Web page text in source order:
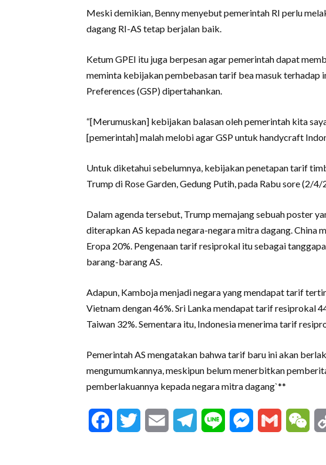
Meski demikian, Benny menyebut pemerintah RI perlu
dagang RI-AS tetap berjalan baik.
Ketum GPEI itu juga berpesan agar pemerintah dapat
meminta kebijakan pembebasan tarif bea masuk terhadap
Preferences (GSP) dipertahankan.
“[Merumuskan] kebijakan balasan oleh pemerintah kita
[pemerintah] malah melobi agar GSP untuk handycraft
Untuk diketahui sebelumnya, kebijakan penetapan tarif
Trump di Rose Garden, Gedung Putih, pada Rabu sore (2/
Dalam agenda tersebut, Trump memajang sebuah poster
diterapkan AS kepada negara-negara mitra dagang. China
Eropa 20%. Pengenaan tarif resiprokal itu sebagai
barang-barang AS.
Adapun, Kamboja menjadi negara yang mendapat tarif
Vietnam dengan 46%. Sri Lanka mendapat tarif resiprokal
Taiwan 32%. Sementara itu, Indonesia menerima tarif
Pemerintah AS mengatakan bahwa tarif baru ini akan
mengumumkannya, meskipun belum menerbitkan
pemberlakuannya kepada negara mitra dagang`**
FacebookTwitter Email Telegram
Line Messenger
Gmail